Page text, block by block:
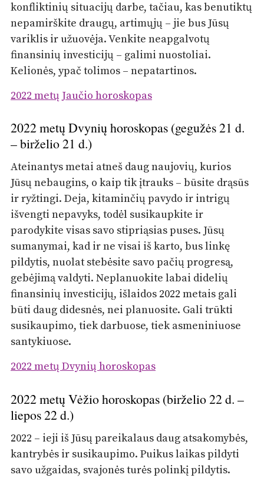
konfliktinių situacijų darbe, tačiau, kas benutiktų
nepamirškite draugų, artimųjų – jie bus Jūsų
variklis ir užuovėja. Venkite neapgalvotų
finansinių investicijų – galimi nuostoliai.
Kelionės, ypač tolimos – nepatartinos.
2022 metų Jaučio horoskopas
2022 metų Dvynių horoskopas (gegužės 21 d.
– birželio 21 d.)
Ateinantys metai atneš daug naujovių, kurios
Jūsų nebaugins, o kaip tik įtrauks – būsite drąsūs
ir ryžtingi. Deja, kitaminčių pavydo ir intrigų
išvengti nepavyks, todėl susikaupkite ir
parodykite visas savo stipriąsias puses. Jūsų
sumanymai, kad ir ne visai iš karto, bus linkę
pildytis, nuolat stebėsite savo pačių progresą,
gebėjimą valdyti. Neplanuokite labai didelių
finansinių investicijų, išlaidos 2022 metais gali
būti daug didesnės, nei planuosite. Gali trūkti
susikaupimo, tiek darbuose, tiek asmeniniuose
santykiuose.
2022 metų Dvynių horoskopas
2022 metų Vėžio horoskopas (birželio 22 d. –
liepos 22 d.)
2022 – ieji iš Jūsų pareikalaus daug atsakomybės,
kantrybės ir susikaupimo. Puikus laikas pildyti
savo užgaidas, svajonės turės polinkį pildytis.